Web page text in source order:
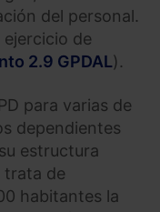
del personal.
ejercicio de
2.9 GPDAL).
para varias de
dependientes
estructura
trata de
habitantes la